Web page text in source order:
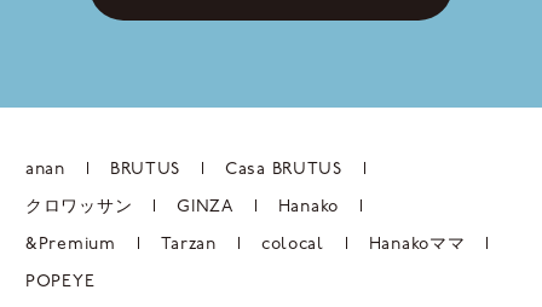
anan BRUTUS Casa BRUTUS
クロワッサン GINZA Hanako
&Premium Tarzan colocal Hanakoママ
POPEYE